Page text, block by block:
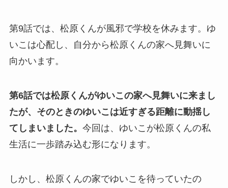
第9話では、松原くんが風邪で学校を休みます。ゆ
いこは心配し、自分から松原くんの家へ見舞いに
向かいます。
第6話では松原くんがゆいこの家へ見舞いに来まし
たが、そのときのゆいこは近すぎる距離に動揺し
てしまいました。 今回は、ゆいこが松原くんの私
生活に一歩踏み込む形になります。
しかし、松原くんの家でゆいこを待っていたの